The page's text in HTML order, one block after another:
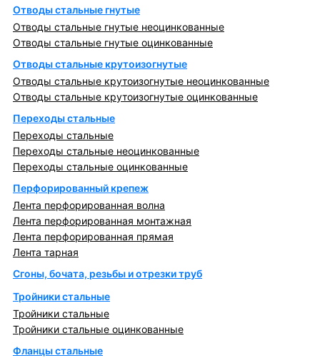
Отводы стальные гнутые
Отводы стальные гнутые неоцинкованные
Отводы стальные гнутые оцинкованные
Отводы стальные крутоизогнутые
Отводы стальные крутоизогнутые неоцинкованные
Отводы стальные крутоизогнутые оцинкованные
Переходы стальные
Переходы стальные
Переходы стальные неоцинкованные
Переходы стальные оцинкованные
Перфорированный крепеж
Лента перфорированная волна
Лента перфорированная монтажная
Лента перфорированная прямая
Лента тарная
Сгоны, бочата, резьбы и отрезки труб
Тройники стальные
Тройники стальные
Тройники стальные оцинкованные
Фланцы стальные